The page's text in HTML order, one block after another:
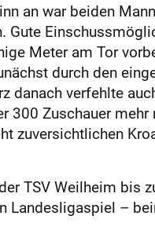
an war beiden
Gute
Meter am Tor
durch den
danach verfehlte
300 Zuschauer
zuversichtlichen
TSV Weilheim bis
Landesligaspiel –